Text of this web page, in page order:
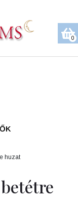
huzat
0